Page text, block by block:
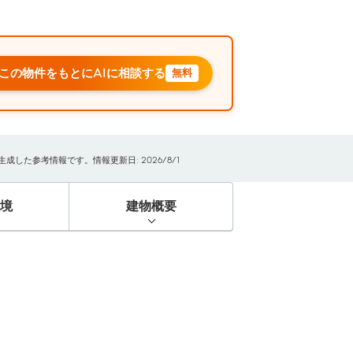
の物件をもとにAIに相談する 無料
成した参考情報です。情報更新日: 2026/8/1
建物概要